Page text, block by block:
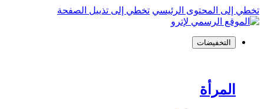
تخطي إلى المحتوى الرئيسي تخطي إلى تذييل الصفحة
التخفيضات
المرأة